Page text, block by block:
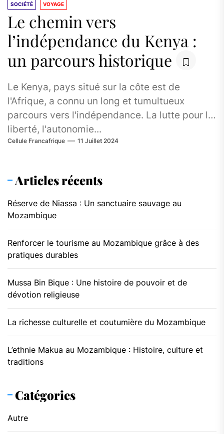
SOCIÉTÉ VOYAGE
Le chemin vers
l’indépendance du Kenya :
un parcours historique
Le Kenya, pays situé sur la côte est de
l'Afrique, a connu un long et tumultueux
parcours vers l'indépendance. La lutte pour la
liberté, l'autonomie...
Cellule Francafrique 11 Juillet 2024
Articles récents
Réserve de Niassa : Un sanctuaire sauvage au
Mozambique
Renforcer le tourisme au Mozambique grâce à des
pratiques durables
Mussa Bin Bique : Une histoire de pouvoir et de
dévotion religieuse
La richesse culturelle et coutumière du Mozambique
L’ethnie Makua au Mozambique : Histoire, culture et
traditions
Catégories
Autre